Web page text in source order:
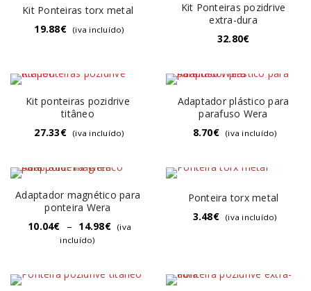
Kit Ponteiras torx metal
19.88€ (iva incluído)
Kit Ponteiras pozidrive
extra-dura
32.80€
Kit ponteiras pozidrive
titâneo
27.33€ (iva incluído)
Adaptador plástico para
parafuso Wera
8.70€ (iva incluído)
Adaptador magnético para
ponteira Wera
10.04€ – 14.98€
(iva
incluído)
Ponteira torx metal
3.48€ (iva incluído)